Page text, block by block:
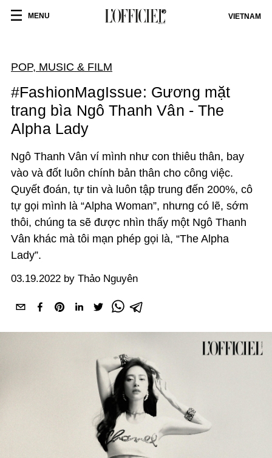
MENU VIETNAM
POP, MUSIC & FILM
#FashionMagIssue: Gương mặt
trang bìa Ngô Thanh Vân - The
Alpha Lady
Ngô Thanh Vân ví mình như con thiêu thân, bay
vào và đốt luôn chính bản thân cho công việc.
Quyết đoán, tự tin và luôn tập trung đến 200%, cô
tự gọi mình là “Alpha Woman”, nhưng có lẽ, sớm
thôi, chúng ta sẽ được nhìn thấy một Ngô Thanh
Vân khác mà tôi mạn phép gọi là, “The Alpha
Lady”.
03.19.2022 by Thảo Nguyên